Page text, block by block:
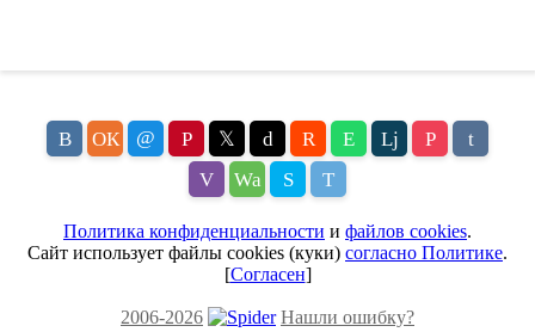
В ОК @ P 𝕏 d R E Lj P
t
V
Wa S T
Политика конфиденциальности и файлов cookies.
Сайт использует файлы cookies (куки) согласно Политике.
[Согласен]
2006-2026 Нашли ошибку?